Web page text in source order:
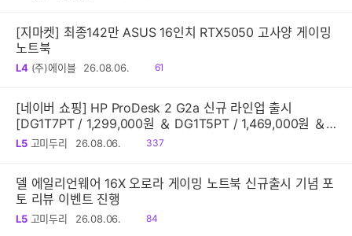
[지마켓] 최종142만 ASUS 16인치 RTX5050 고사양 게이밍
노트북
L4 (주)에이블 26.08.06.
읽
61
[네이버 쇼핑] HP ProDesk 2 G2a 신규 라인업 출시
[DG1T7PT / 1,299,000원 ＆ DG1T5PT / 1,469,000원 ＆
DG1Q4PT / 1,599,000원]
L5 고미두리 26.08.06.
읽
337
델 에일리언웨어 16X 오로라 게이밍 노트북 신규출시 기념 포
토 리뷰 이벤트 진행
L5 고미두리 26.08.06.
읽
84